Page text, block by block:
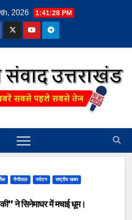
2026 1:41:29 PM
नैनीताल पर्यटन राष्ट्रीय खबर
ने सिनेमाघर में मचाई धूम।